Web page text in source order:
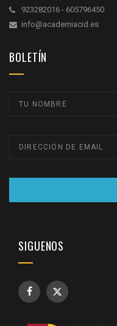
923282016 - 605796450
info@academiacid.es
BOLETÍN
SIGUENOS